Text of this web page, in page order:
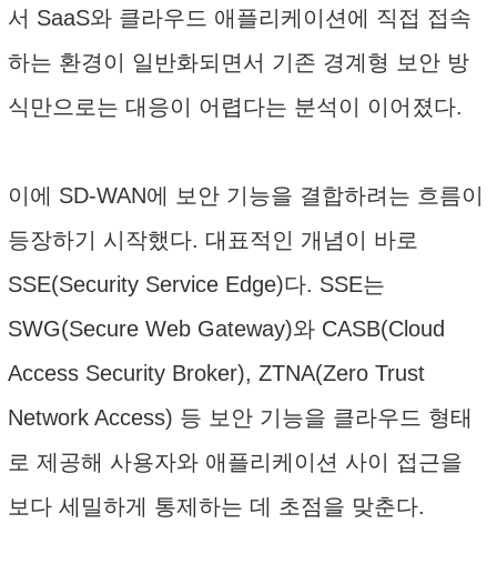
서 SaaS와 클라우드 애플리케이션에 직접 접속
하는 환경이 일반화되면서 기존 경계형 보안 방
식만으로는 대응이 어렵다는 분석이 이어졌다.
이에 SD-WAN에 보안 기능을 결합하려는 흐름이
등장하기 시작했다. 대표적인 개념이 바로
SSE(Security Service Edge)다. SSE는
SWG(Secure Web Gateway)와 CASB(Cloud
Access Security Broker), ZTNA(Zero Trust
Network Access) 등 보안 기능을 클라우드 형태
로 제공해 사용자와 애플리케이션 사이 접근을
보다 세밀하게 통제하는 데 초점을 맞춘다.